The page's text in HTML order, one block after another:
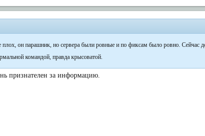
плох, он парашник, но сервера были ровные и по фиксам было ровно. Сейчас
командой, правда крысоватой.
признателен за информацию.